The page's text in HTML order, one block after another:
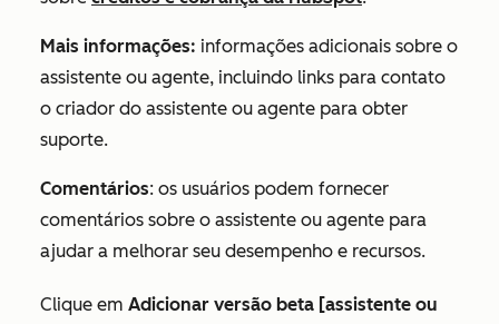
Mais informações: informações adicionais sobre o
assistente ou agente, incluindo links para contato
o criador do assistente ou agente para obter
suporte.
Comentários: os usuários podem fornecer
comentários sobre o assistente ou agente para
ajudar a melhorar seu desempenho e recursos.
Clique em Adicionar versão beta [assistente ou